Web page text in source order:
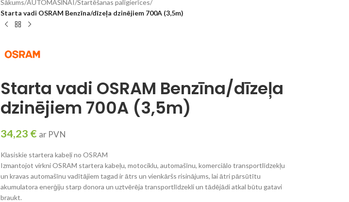
Sākums/AUTOMAŠĪNAI/Startēšanas palīgierīces/
Starta vadi OSRAM Benzīna/dīzeļa dzinējiem 700A (3,5m)
Starta vadi OSRAM Benzīna/dīzeļa
dzinējiem 700A (3,5m)
34,23 € ar PVN
Klasiskie startera kabeļi no OSRAM
Izmantojot virkni OSRAM startera kabeļu, motociklu, automašīnu, komerciālo transportlīdzekļu
un kravas automašīnu vadītājiem tagad ir ātrs un vienkāršs risinājums, lai ātri pārsūtītu
akumulatora enerģiju starp donora un uztvērēja transportlīdzekli un tādējādi atkal būtu gatavi
braukt.